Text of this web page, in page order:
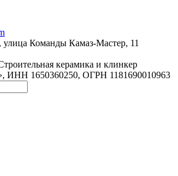
Команды Камаз-Мастер, 11
керамика и клинкер
ИНН 1650360250, ОГРН 1181690010963